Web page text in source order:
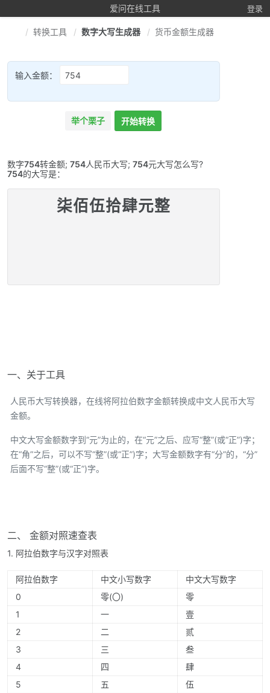
爱问在线工具 登录
转换工具 数字大写生成器 货币金额生成器
输入金额：
举个栗子 开始转换
数字754转金额; 754人民币大写; 754元大写怎么写?
754的大写是：
柒佰伍拾肆元整
一、关于工具
人民币大写转换器，在线将阿拉伯数字金额转换成中文人民币大写
金额。
中文大写金额数字到“元”为止的，在“元”之后、应写“整”(或“正”)字；
在“角”之后，可以不写“整”(或“正”)字；大写金额数字有“分”的，“分”
后面不写“整”(或“正”)字。
二、 金额对照速查表
1. 阿拉伯数字与汉字对照表
阿拉伯数字 中文小写数字
中文大写数字
0
零(〇)
零
1
一
壹
2
二
贰
3
三
叁
4
四
肆
5
五
伍